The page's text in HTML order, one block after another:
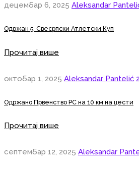
децембар 6, 2025 Aleksandar
Одржан 5. Свесрпски Атлетски Куп
Прочитај више
октобар 1, 2025 Aleksandar Pantelić
Одржано Првенство РС на 10 км на цести
Прочитај више
септембар 12, 2025 Aleksandar